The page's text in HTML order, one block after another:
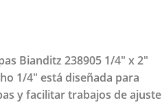
Bianditz 238905 1/4" x 2"
1/4" está diseñada para
y facilitar trabajos de ajuste